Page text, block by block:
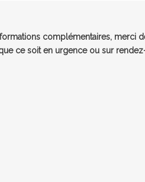
complémentaires, merci
ce soit en urgence ou sur